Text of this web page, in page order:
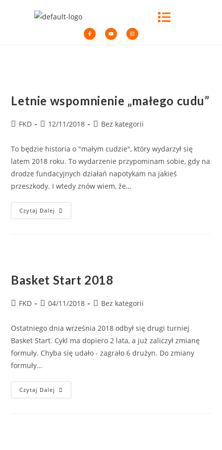
Letnie wspomnienie „małego cudu”
FKD 12/11/2018 Bez kategorii
To będzie historia o "małym cudzie", który wydarzył się
latem 2018 roku. To wydarzenie przypominam sobie, gdy na
drodze fundacyjnych działań napotykam na jakieś
przeszkody. I wtedy znów wiem, że…
Czytaj Dalej
Basket Start 2018
FKD 04/11/2018 Bez kategorii
Ostatniego dnia września 2018 odbył się drugi turniej
Basket Start. Cykl ma dopiero 2 lata, a już zaliczył zmianę
formuły. Chyba się udało - zagrało 6 drużyn. Do zmiany
formuły…
Czytaj Dalej